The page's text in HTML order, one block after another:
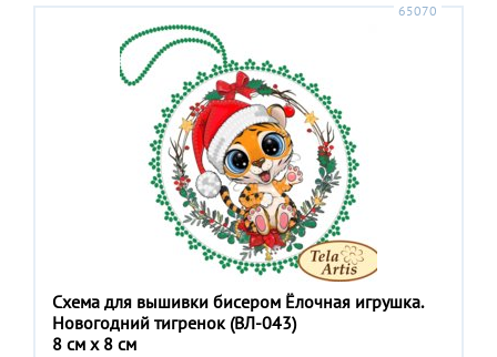
65070
Схема для вышивки бисером Ёлочная игрушка.
Новогодний тигренок (ВЛ-043)
8 см x 8 см